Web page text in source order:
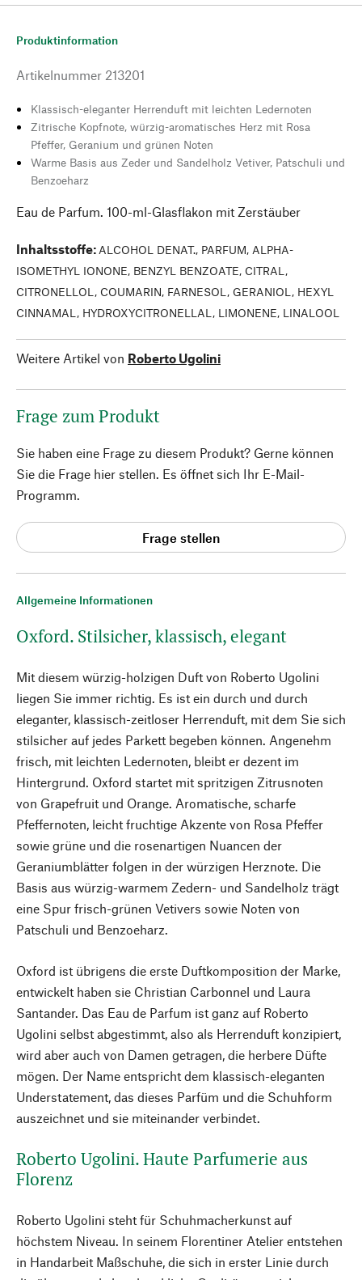
Allgemeine Informationen
Oxford. Stilsicher, klassisch, elegant
Mit diesem würzig-holzigen Duft von Roberto Ugolini
liegen Sie immer richtig. Es ist ein durch und durch
eleganter, klassisch-zeitloser Herrenduft, mit dem Sie sich
stilsicher auf jedes Parkett begeben können. Angenehm
frisch, mit leichten Ledernoten, bleibt er dezent im
Hintergrund. Oxford startet mit spritzigen Zitrusnoten
von Grapefruit und Orange. Aromatische, scharfe
Pfeffernoten, leicht fruchtige Akzente von Rosa Pfeffer
sowie grüne und die rosenartigen Nuancen der
Geraniumblätter folgen in der würzigen Herznote. Die
Basis aus würzig-warmem Zedern- und Sandelholz trägt
eine Spur frisch-grünen Vetivers sowie Noten von
Patschuli und Benzoeharz.
Oxford ist übrigens die erste Duftkomposition der Marke,
entwickelt haben sie Christian Carbonnel und Laura
Santander. Das Eau de Parfum ist ganz auf Roberto
Ugolini selbst abgestimmt, also als Herrenduft konzipiert,
wird aber auch von Damen getragen, die herbere Düfte
mögen. Der Name entspricht dem klassisch-eleganten
Understatement, das dieses Parfüm und die Schuhform
auszeichnet und sie miteinander verbindet.
Roberto Ugolini. Haute Parfumerie aus
Florenz
Roberto Ugolini steht für Schuhmacherkunst auf
höchstem Niveau. In seinem Florentiner Atelier entstehen
in Handarbeit Maßschuhe, die sich in erster Linie durch
Produktinformation
Artikelnummer 213201
Klassisch-eleganter Herrenduft mit leichten Ledernoten
Zitrische Kopfnote, würzig-aromatisches Herz mit Rosa
Pfeffer, Geranium und grünen Noten
Warme Basis aus Zeder und Sandelholz Vetiver, Patschuli und
Benzoeharz
Eau de Parfum. 100-ml-Glasflakon mit Zerstäuber
Inhaltsstoffe: ALCOHOL DENAT., PARFUM, ALPHA-
ISOMETHYL IONONE, BENZYL BENZOATE, CITRAL,
CITRONELLOL, COUMARIN, FARNESOL, GERANIOL, HEXYL
CINNAMAL, HYDROXYCITRONELLAL, LIMONENE, LINALOOL
Weitere Artikel von Roberto Ugolini
Frage zum Produkt
Sie haben eine Frage zu diesem Produkt? Gerne können
Sie die Frage hier stellen. Es öffnet sich Ihr E-Mail-
Programm.
Frage stellen